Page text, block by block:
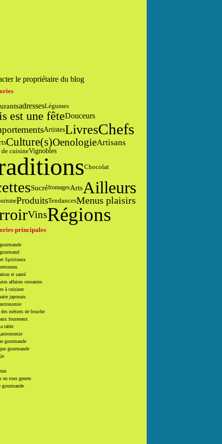
le propriétaire du blog
adressesLégumes
est une fêteDouceurs
ArtistesLivresChefs
Culture(s)OenologieArtisans
cuisineVignobles
Chocolat
SucréfromagesArtsAilleurs
ProduitsTendancesMenus plaisirs
VinsRégions
principales
Spiritueux
et santé
affaires cessantes
à cuisiner
japonais
métiers de bouche
fourneaux
table
gourmande
gourmande
en tous genres
gourmande